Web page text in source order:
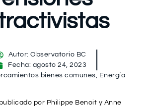
Autor: Observatorio BC
Fecha: agosto 24, 2023
bienes comunes, Energía
por Philippe Benoit y Anne